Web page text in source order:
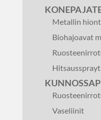
Metallin
Biohajoavat
Hitsaussprayt
Vaseliinit